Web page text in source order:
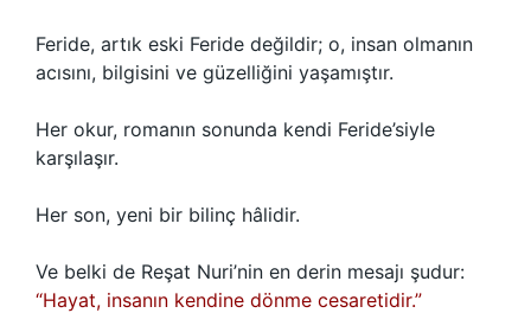
Feride, artık eski Feride değildir; o, insan olmanın
acısını, bilgisini ve güzelliğini yaşamıştır.
Her okur, romanın sonunda kendi Feride’siyle
karşılaşır.
Her son, yeni bir bilinç hâlidir.
Ve belki de Reşat Nuri’nin en derin mesajı şudur:
“Hayat, insanın kendine dönme cesaretidir.”